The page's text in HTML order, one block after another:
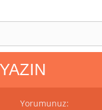
Yorumunuz: